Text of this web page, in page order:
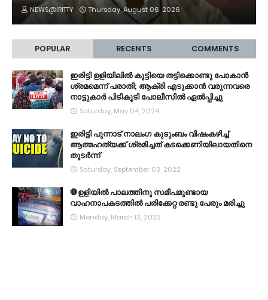
NEWS@IRITTY Thursday, August 06, 2026
POPULAR RECENTS COMMENTS
ഇരിട്ടി ഉളിയിലിൽ കുട്ടിയെ തട്ടിക്കൊണ്ടു പോകാൻ
ശ്രമമെന്ന് പരാതി; ആക്രി എടുക്കാൻ വരുന്നവരെ
നാട്ടുകാർ പിടികൂടി പോലീസിൽ ഏൽപ്പിച്ചു
Saturday, May 04, 2024
ഇരിട്ടി പുന്നാട് നാലംഗ കുടുംബം വിഷംകഴിച്ച്‌
ആത്മഹത്യക്ക് ശ്രമിച്ചത് കടക്കെണിയിലായതിനെ
തുടർന്ന്
Saturday, September 03, 2022
🛑ഉളിയിൽ പാലത്തിനു സമീപമുണ്ടായ
വാഹനാപകടത്തിൽ പരിക്കേറ്റ രണ്ടു പേരും മരിച്ചു
Monday, March 13, 2023